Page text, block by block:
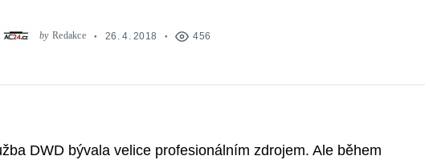
by Redakce 26. 4. 2018 456
DWD bývala velice profesionálním zdrojem. Ale během